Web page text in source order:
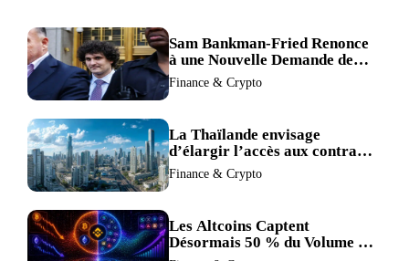
Sam Bankman-Fried Renonce
à une Nouvelle Demande de
Procès, Intensifiant la
Pression pour la Récusation
Finance & Crypto
La Thaïlande envisage
d’élargir l’accès aux contrats
à terme crypto dans une
refonte de sa réglementation.
Finance & Crypto
Les Altcoins Captent
Désormais 50 % du Volume de